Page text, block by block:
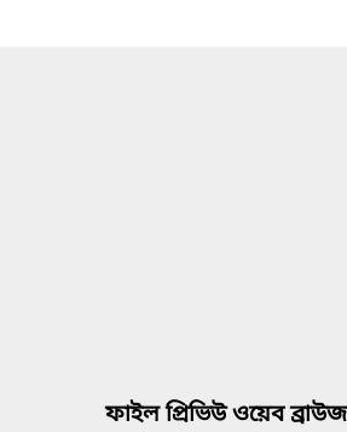
ফাইল প্রিভিউ ওয়েব